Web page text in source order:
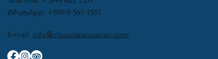
WhatsApp: +599 9 561 1551
E-mail: info@citysuitescuracao.com